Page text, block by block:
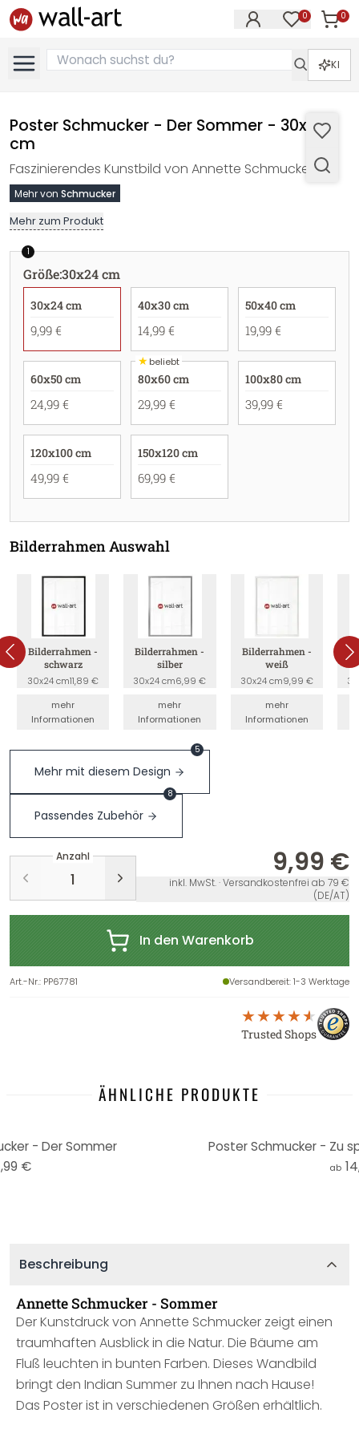
0 0
KI
Poster Schmucker - Der Sommer - 30x24
cm
Faszinierendes Kunstbild von Annette Schmucker.
Mehr von Schmucker
Mehr zum Produkt
1
Größe:30x24 cm
30x24 cm
9,99 €
40x30 cm
14,99 €
50x40 cm
19,99 €
60x50 cm
24,99 €
★beliebt
80x60 cm
29,99 €
100x80 cm
39,99 €
120x100 cm
49,99 €
150x120 cm
69,99 €
Bilderrahmen Auswahl
Bilderrahmen -
schwarz
30x24 cm11,89 €
mehr
Informationen
Bilderrahmen -
silber
30x24 cm6,99 €
mehr
Informationen
Bilderrahmen -
weiß
30x24 cm9,99 €
mehr
Informationen
Mehr mit diesem Design
5
Passendes Zubehör
8
Anzahl 9,99 €
inkl. MwSt. · Versandkostenfrei ab 79 €
(DE/AT)
In den Warenkorb
Art.-Nr.: PP67781 Versandbereit: 1-3 Werktage
Trusted Shops
ÄHNLICHE PRODUKTE
- Der Sommer
€
Poster Schmucker - Zu
ab
Beschreibung
Annette Schmucker - Sommer
Der Kunstdruck von Annette Schmucker zeigt einen
traumhaften Ausblick in die Natur. Die Bäume am
Fluß leuchten in bunten Farben. Dieses Wandbild
bringt den Indian Summer zu Ihnen nach Hause!
Das Poster ist in verschiedenen Größen erhältlich.